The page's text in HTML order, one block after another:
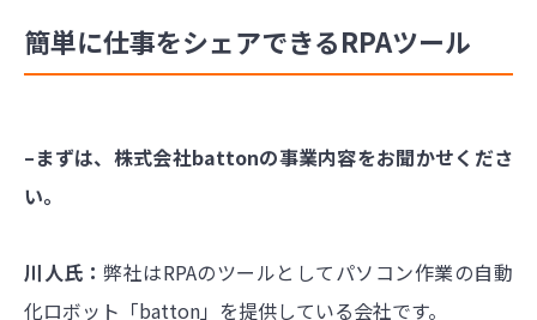
簡単に仕事をシェアできるRPAツール
–まずは、株式会社battonの事業内容をお聞かせくださ
い。
川人氏：弊社はRPAのツールとしてパソコン作業の自動
化ロボット「batton」を提供している会社です。